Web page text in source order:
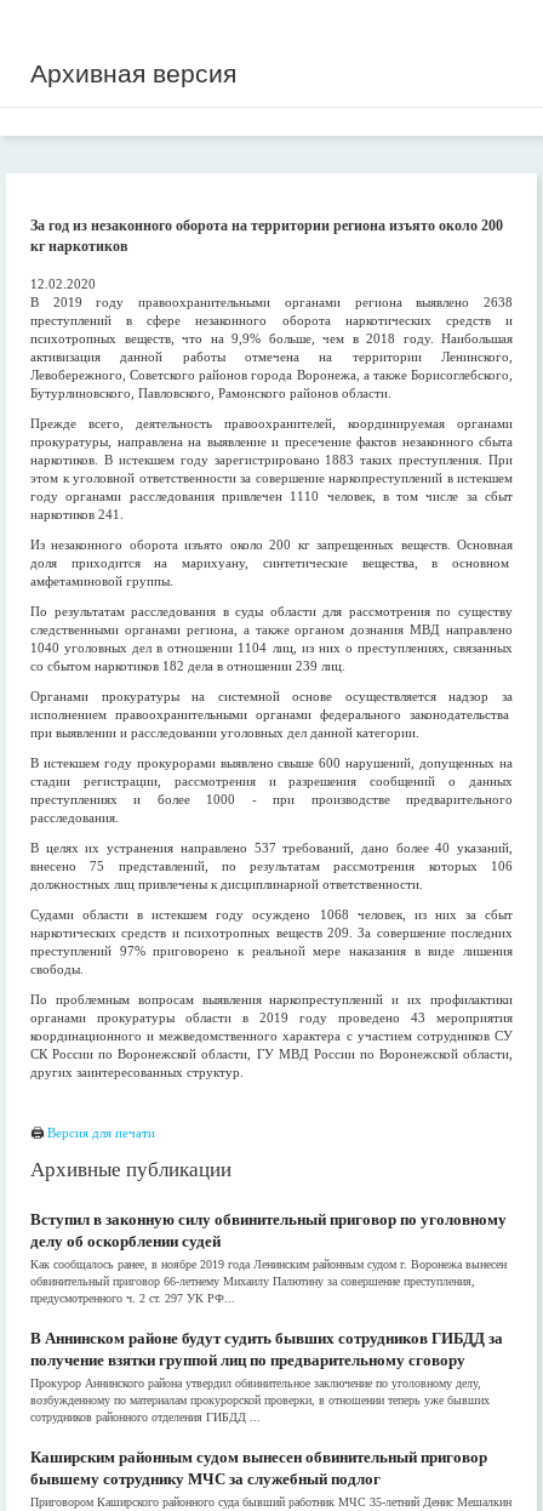
Архивная версия
За год из незаконного оборота на территории региона изъято около 200
кг наркотиков
12.02.2020
В 2019 году правоохранительными органами региона выявлено 2638
преступлений в сфере незаконного оборота наркотических средств и
психотропных веществ, что на 9,9% больше, чем в 2018 году. Наибольшая
активизация данной работы отмечена на территории Ленинского,
Левобережного, Советского районов города Воронежа, а также Борисоглебского,
Бутурлиновского, Павловского, Рамонского районов области.
Прежде всего, деятельность правоохранителей, координируемая органами
прокуратуры, направлена на выявление и пресечение фактов незаконного сбыта
наркотиков. В истекшем году зарегистрировано 1883 таких преступления. При
этом к уголовной ответственности за совершение наркопреступлений в истекшем
году органами расследования привлечен 1110 человек, в том числе за сбыт
наркотиков 241.
Из незаконного оборота изъято около 200 кг запрещенных веществ. Основная
доля приходится на марихуану, синтетические вещества, в основном
амфетаминовой группы.
По результатам расследования в суды области для рассмотрения по существу
следственными органами региона, а также органом дознания МВД направлено
1040 уголовных дел в отношении 1104 лиц, из них о преступлениях, связанных
со сбытом наркотиков 182 дела в отношении 239 лиц.
Органами прокуратуры на системной основе осуществляется надзор за
исполнением правоохранительными органами федерального законодательства
при выявлении и расследовании уголовных дел данной категории.
В истекшем году прокурорами выявлено свыше 600 нарушений, допущенных на
стадии регистрации, рассмотрения и разрешения сообщений о данных
преступлениях и более 1000 - при производстве предварительного
расследования.
В целях их устранения направлено 537 требований, дано более 40 указаний,
внесено 75 представлений, по результатам рассмотрения которых 106
должностных лиц привлечены к дисциплинарной ответственности.
Судами области в истекшем году осуждено 1068 человек, из них за сбыт
наркотических средств и психотропных веществ 209. За совершение последних
преступлений 97% приговорено к реальной мере наказания в виде лишения
свободы.
По проблемным вопросам выявления наркопреступлений и их профилактики
органами прокуратуры области в 2019 году проведено 43 мероприятия
координационного и межведомственного характера с участием сотрудников СУ
СК России по Воронежской области, ГУ МВД России по Воронежской области,
других заинтересованных структур.
🖨 Версия для печати
Архивные публикации
Вступил в законную силу обвинительный приговор по уголовному
делу об оскорблении судей
Как сообщалось ранее, в ноябре 2019 года Ленинским районным судом г. Воронежа вынесен
обвинительный приговор 66-летнему Михаилу Палютину за совершение преступления,
предусмотренного ч. 2 ст. 297 УК РФ...
В Аннинском районе будут судить бывших сотрудников ГИБДД за
получение взятки группой лиц по предварительному сговору
Прокурор Аннинского района утвердил обвинительное заключение по уголовному делу,
возбужденному по материалам прокурорской проверки, в отношении теперь уже бывших
сотрудников районного отделения ГИБДД ...
Каширским районным судом вынесен обвинительный приговор
бывшему сотруднику МЧС за служебный подлог
Приговором Каширского районного суда бывший работник МЧС 35-летний Денис Мешалкин